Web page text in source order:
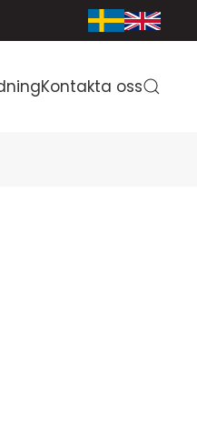
Kontakta oss